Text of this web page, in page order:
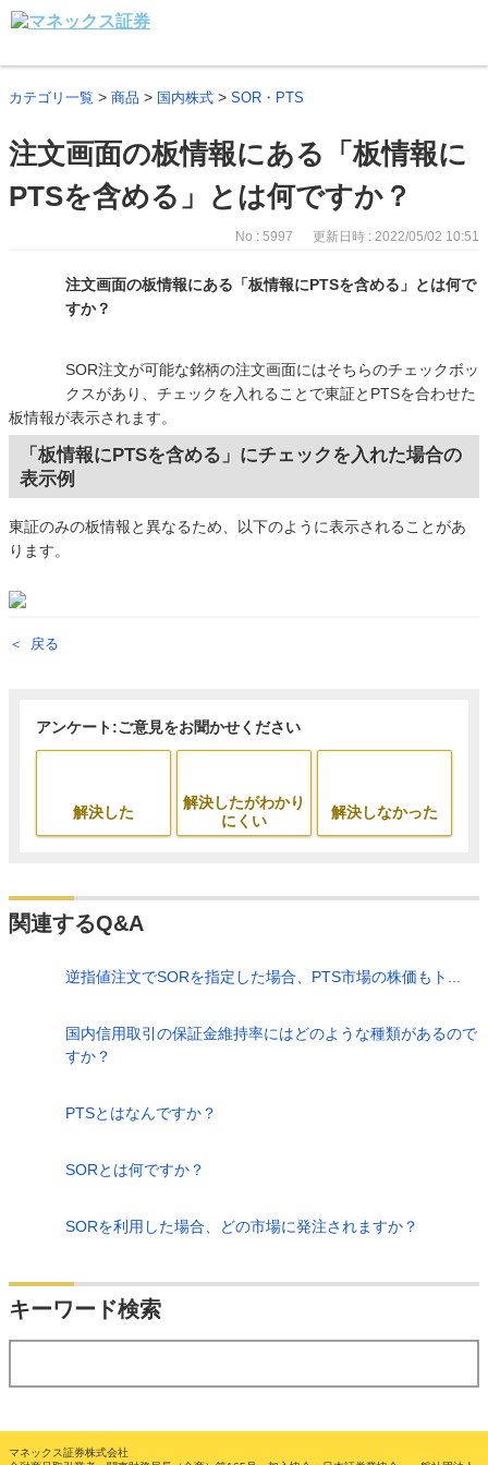
カテゴリ一覧 > 商品 > 国内株式 > SOR・PTS
注文画面の板情報にある「板情報に
PTSを含める」とは何ですか？
No : 5997 更新日時 : 2022/05/02 10:51
注文画面の板情報にある「板情報にPTSを含める」とは何で
すか？
SOR注文が可能な銘柄の注文画面にはそちらのチェックボッ
クスがあり、チェックを入れることで東証とPTSを合わせた
板情報が表示されます。
「板情報にPTSを含める」にチェックを入れた場合の
表示例
東証のみの板情報と異なるため、以下のように表示されることがあ
ります。
戻る
アンケート:ご意見をお聞かせください
解決した
解決したがわかり
にくい
解決しなかった
関連するQ&A
逆指値注文でSORを指定した場合、PTS市場の株価もト...
国内信用取引の保証金維持率にはどのような種類があるので
すか？
PTSとはなんですか？
SORとは何ですか？
SORを利用した場合、どの市場に発注されますか？
キーワード検索
マネックス証券株式会社